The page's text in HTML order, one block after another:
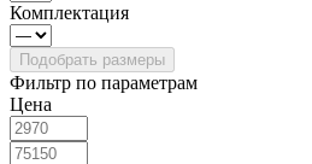
Комплектация
Фильтр по параметрам
Цена